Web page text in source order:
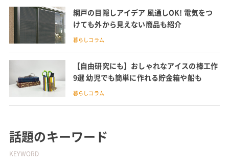
網戸の目隠しアイデア 風通しOK! 電気をつ
けても外から見えない商品も紹介
暮らしコラム
【自由研究にも】おしゃれなアイスの棒工作
9選 幼児でも簡単に作れる貯金箱や船も
暮らしコラム
話題のキーワード
KEYWORD